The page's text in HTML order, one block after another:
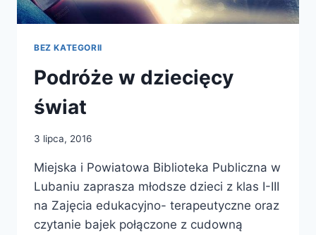
BEZ KATEGORII
Podróże w dziecięcy
świat
3 lipca, 2016
Miejska i Powiatowa Biblioteka Publiczna w
Lubaniu zaprasza młodsze dzieci z klas I-III
na Zajęcia edukacyjno- terapeutyczne oraz
czytanie bajek połączone z cudowną